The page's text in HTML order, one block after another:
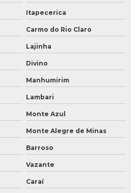
Itapecerica
Carmo do Rio Claro
Lajinha
Divino
Manhumirim
Lambari
Monte Azul
Monte Alegre de Minas
Barroso
Vazante
Caraí